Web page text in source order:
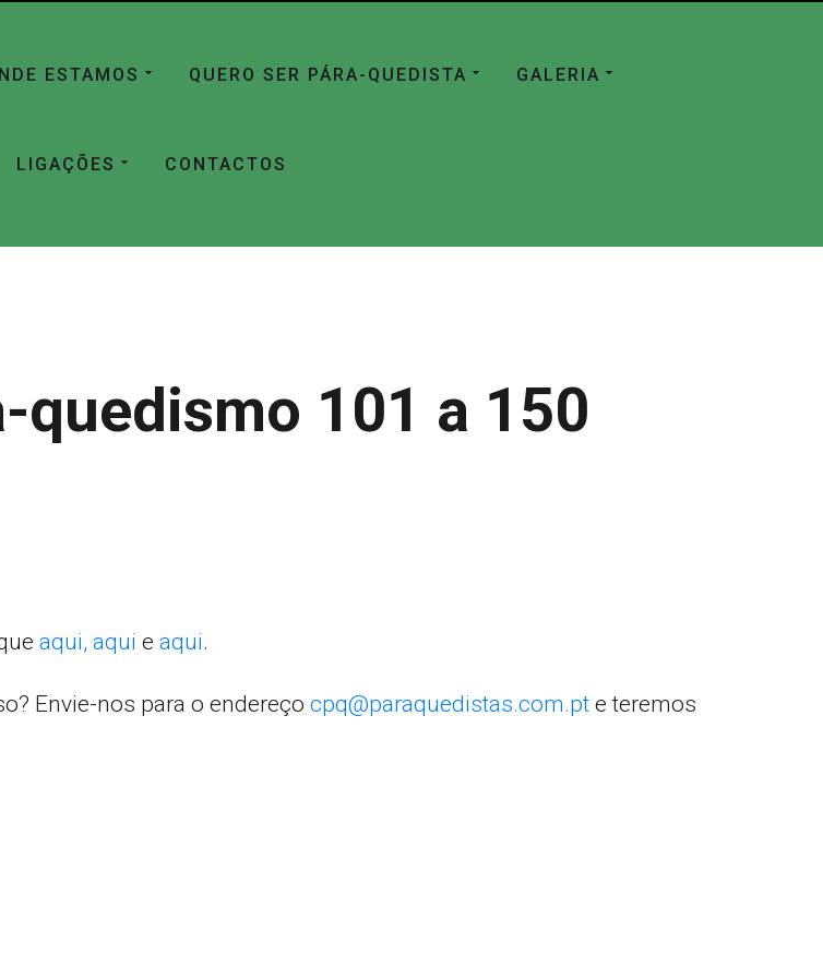
ESTAMOS QUERO SER PÁRA-QUEDISTA GALERIA
LIGAÇÕES CONTACTOS
quedismo 101 a 150
aqui, aqui e aqui.
Envie-nos para o endereço cpq@paraquedistas.com.pt e teremos